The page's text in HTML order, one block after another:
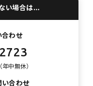
い場合は…
合わせ
中無休）
い合わせ